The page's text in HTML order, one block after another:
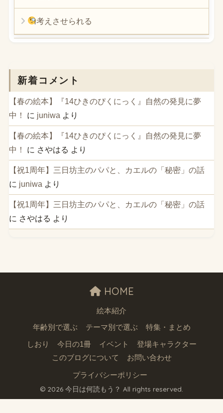
考えさせられる
新着コメント
【春の絵本】『14ひきのぴくにっく』自然の発見に夢
中！
に juniwa より
【春の絵本】『14ひきのぴくにっく』自然の発見に夢
中！
に さやはる より
【祝1周年】三日坊主のパパと、カエルの「秘密」の話
に juniwa より
【祝1周年】三日坊主のパパと、カエルの「秘密」の話
に さやはる より
HOME
絵本紹介
年齢別で選ぶ テーマ別で選ぶ 特集・まとめ
しおり 今日の1冊 イベント
登場キャラクター
このブログについて
お問い合わせ
プライバシーポリシー
© 2026 今日は何読もう？ All rights reserved.